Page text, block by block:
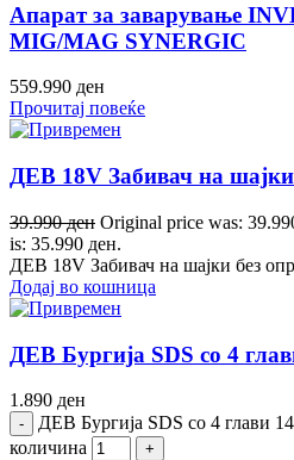
Апарат за заварување
MIG/MAG SYNERGIC
559.990 ден
Прочитај повеќе
ДЕВ 18V Забивач на
39.990ден Original price was:
is: 35.990 ден.
ДЕВ 18V Забивач на шајки без
Додај во кошница
ДЕВ Бургија SDS со 4
1.890 ден
ДЕВ Бургија SDS со 4 глави
количина